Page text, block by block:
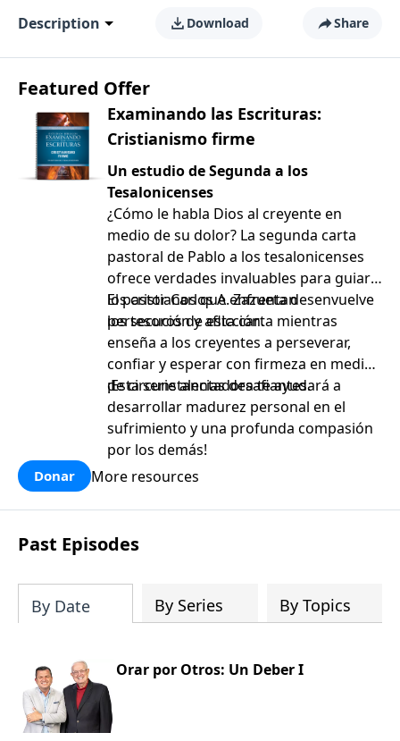
Description Download Share
Featured Offer
Examinando las Escrituras:
Cristianismo firme
Un estudio de Segunda a los
Tesalonicenses
¿Cómo le habla Dios al creyente en
medio de su dolor? La segunda carta
pastoral de Pablo a los tesalonicenses
ofrece verdades invaluables para guiar a
los cristianos que enfrentan
persecución y aflicción.
El pastor Carlos A. Zazueta desenvuelve
los tesoros de esta carta mientras
enseña a los creyentes a perseverar,
confiar y esperar con firmeza en medio
de circunstancias desafiantes.
¡Esta serie alentadora te ayudará a
desarrollar madurez personal en el
sufrimiento y una profunda compasión
por los demás!
Donar More resources
Past Episodes
By Date By Series By Topics
Orar por Otros: Un Deber I